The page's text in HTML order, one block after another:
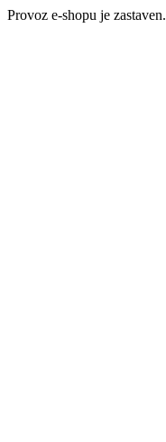
Provoz e-shopu je zastaven.